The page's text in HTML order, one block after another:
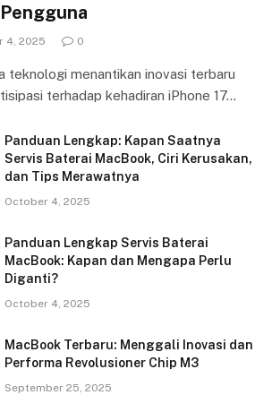
4, 2025 0
teknologi menantikan inovasi terbaru
terhadap kehadiran iPhone 17…
Panduan Lengkap: Kapan Saatnya
Servis Baterai MacBook, Ciri Kerusakan,
dan Tips Merawatnya
October 4, 2025
Panduan Lengkap Servis Baterai
MacBook: Kapan dan Mengapa Perlu
Diganti?
October 4, 2025
MacBook Terbaru: Menggali Inovasi dan
Performa Revolusioner Chip M3
September 25, 2025